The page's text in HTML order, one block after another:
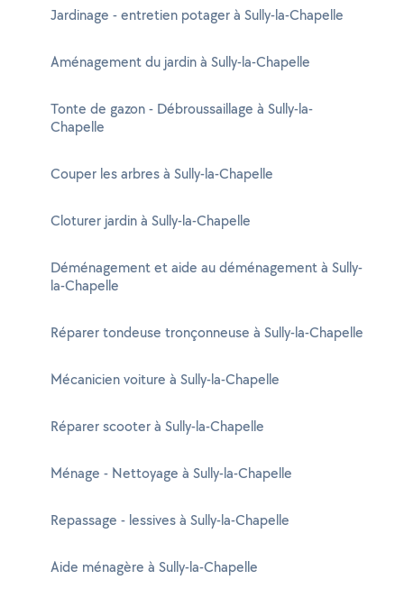
Jardinage - entretien potager à Sully-la-Chapelle
Aménagement du jardin à Sully-la-Chapelle
Tonte de gazon - Débroussaillage à Sully-la-
Chapelle
Couper les arbres à Sully-la-Chapelle
Cloturer jardin à Sully-la-Chapelle
Déménagement et aide au déménagement à Sully-
la-Chapelle
Réparer tondeuse tronçonneuse à Sully-la-Chapelle
Mécanicien voiture à Sully-la-Chapelle
Réparer scooter à Sully-la-Chapelle
Ménage - Nettoyage à Sully-la-Chapelle
Repassage - lessives à Sully-la-Chapelle
Aide ménagère à Sully-la-Chapelle